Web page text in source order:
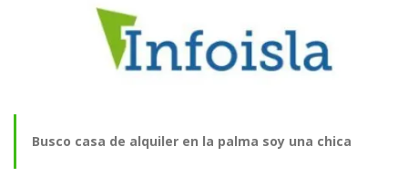
Busco casa de alquiler en la palma soy una chica